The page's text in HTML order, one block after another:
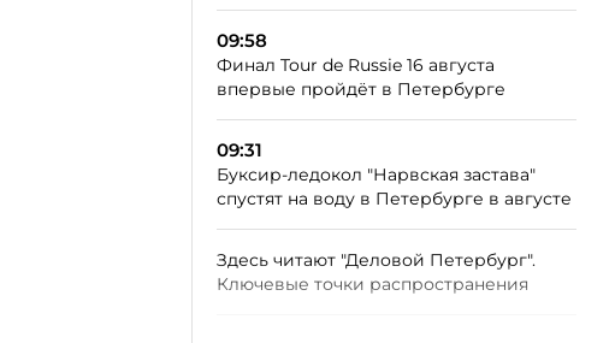
09:58
Финал Tour de Russie 16 августа
впервые пройдёт в Петербурге
09:31
Буксир-ледокол "Нарвская застава"
спустят на воду в Петербурге в августе
Здесь читают "Деловой Петербург".
Ключевые точки распространения